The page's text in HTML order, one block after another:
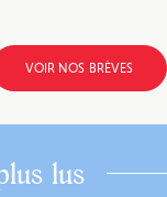
VOIR NOS BRÈVES
lus